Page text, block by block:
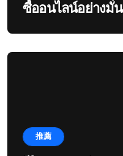
ซื้ออนไลน์อย่างมั่
推薦